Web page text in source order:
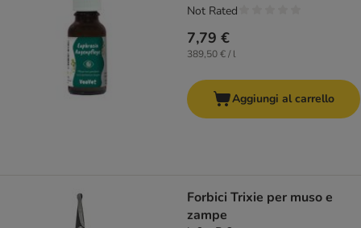
7,79 €
389,50 € / l
Not Rated
Aggiungi al carrello
Forbici Trixie per muso e
zampe